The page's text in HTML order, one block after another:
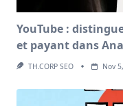
YouTube :
et payant dans
TH.CORP SEO Nov